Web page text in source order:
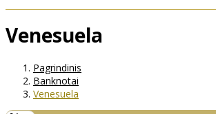
Venesuela
Pagrindinis
Banknotai
Venesuela